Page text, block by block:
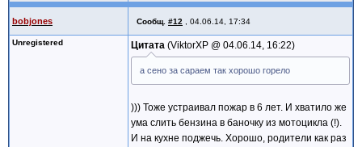
bobjones Сообщ. #12 04.06.14, 17:34
Unregistered Цитата ViktorXP @ 04.06.14, 16:22
а сено за сараем так хорошо горело
))) Тоже устраивал пожар в 6 лет. И хватило же
ума слить бензина в баночку из мотоцикла (!).
И на кухне поджечь. Хорошо, родители как раз